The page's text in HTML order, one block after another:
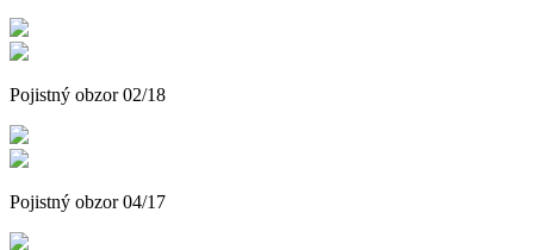
Pojistný obzor 02/18
Pojistný obzor 04/17